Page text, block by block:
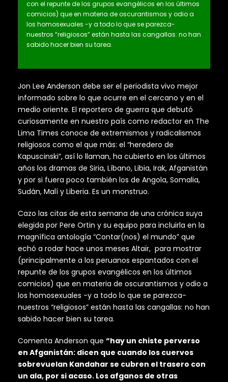
con el repunte de los grupos evangélicos en los últimos
comicios) que en materia de oscurantismos y odio a
los homosexuales -y a todo lo que se parezca-
nuestros “religiosos” están hasta las cangallas: no han
sabido hacer bien su tarea.
Jon Lee Anderson debe ser el periodista vivo mejor
informado sobre lo que ocurre en el cercano y en el
medio oriente. El reportero de guerra que debutó
curiosamente en nuestro país como redactor en The
Lima Times conoce de extremismos y radicalismos
religiosos como el que más: el “heredero de
Kapuscinski”, así lo llaman, ha cubierto en los últimos
años los dramas de Siria, Líbano, Libia, Irak, Afganistán
y por si fuera poco también los de Angola, Somalia,
Sudán, Malí y Liberia. Es un monstruo.
Cazo las citas de esta semana de una crónica suya
elegida por Pere Ortin y su equipo para incluirla en la
magnífica antología “Contar(nos) el mundo” que
echó a rodar hace unos meses Altaïr, para mostrar
(principalmente a los peruanos espantados con el
repunte de los grupos evangélicos en los últimos
comicios) que en materia de oscurantismos y odio a
los homosexuales -y a todo lo que se parezca-
nuestros “religiosos” están hasta las cangallas: no han
sabido hacer bien su tarea.
Comenta Anderson que “hay un chiste perverso
en Afganistán: dicen que cuando los cuervos
sobrevuelan Kandahar se cubren el trasero con
un ala, por si acaso. Los afganos de otras